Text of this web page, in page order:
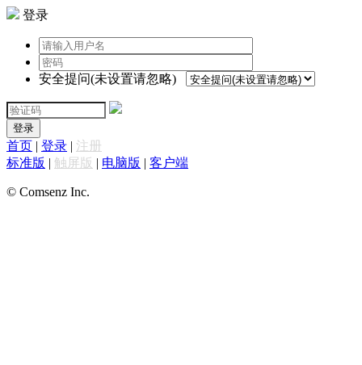
登录
安全提问(未设置请忽略)
登录
首页 | 登录 | 注册
标准版 | 触屏版 | 电脑版 | 客户端
© Comsenz Inc.